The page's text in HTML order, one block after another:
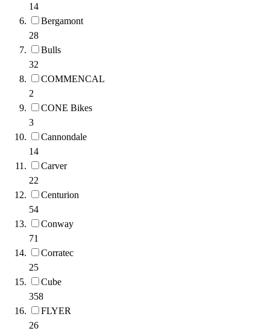
14
Bergamont
28
Bulls
32
COMMENCAL
2
CONE Bikes
3
Cannondale
14
Carver
22
Centurion
54
Conway
71
Corratec
25
Cube
358
FLYER
26